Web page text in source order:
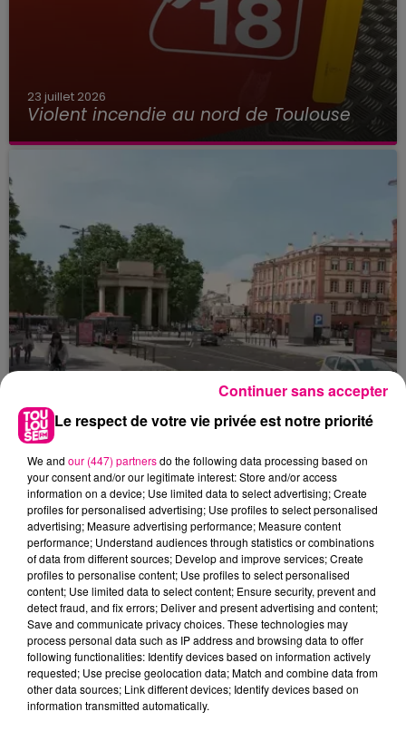
23 juillet 2026
Violent incendie au nord de Toulouse
22 juillet 2026
Toulouse : circulation perturbée dans le
secteur François Verdier...
Le respect de votre vie privée est notre priorité
We and our (447) partnersdo the following data processing based on
your consent and/or our legitimate interest: Store and/or access
information on a device; Use limited data to select advertising; Create
profiles for personalised advertising; Use profiles to select personalised
advertising; Measure advertising performance; Measure content
performance; Understand audiences through statistics or combinations
of data from different sources; Develop and improve services; Create
profiles to personalise content; Use profiles to select personalised
content; Use limited data to select content; Ensure security, prevent and
detect fraud, and fix errors; Deliver and present advertising and content;
Save and communicate privacy choices. These technologies may
process personal data such as IP address and browsing data to offer
following functionalities: Identify devices based on information actively
requested; Use precise geolocation data; Match and combine data from
other data sources; Link different devices; Identify devices based on
information transmitted automatically.
Continuer sans accepter